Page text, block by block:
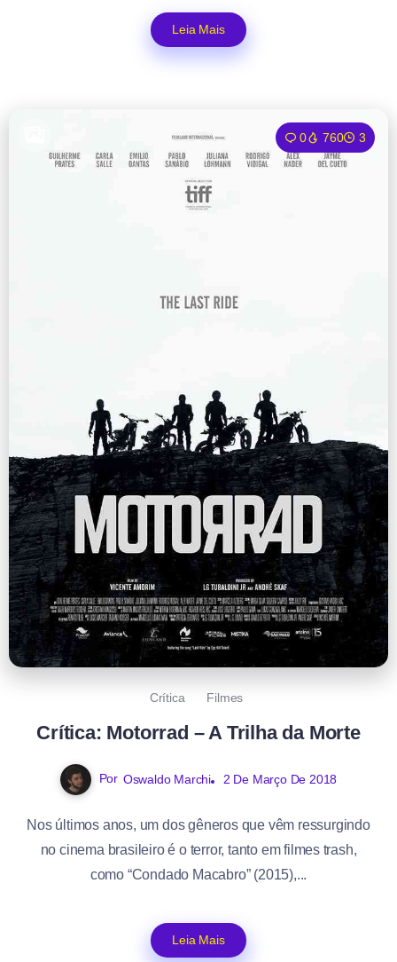
Leia Mais
0 760 3
Crítica Filmes
Crítica: Motorrad – A Trilha da Morte
Por Oswaldo Marchi 2 De Março De 2018
Nos últimos anos, um dos gêneros que vêm ressurgindo
no cinema brasileiro é o terror, tanto em filmes trash,
como “Condado Macabro” (2015),...
Leia Mais